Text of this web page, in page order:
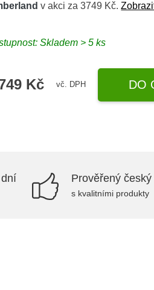
v akci za 3749 Kč.
Skladem > 5 ks
Kč vč. DPH DO
Prověřený český
s kvalitními produkty